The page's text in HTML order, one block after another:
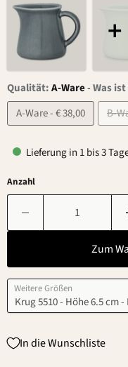
Qualität:A-Ware-Was
A-Ware - € 38,00
Lieferung in 1 bis 3
Anzahl
Zum
Weitere Größen
In die Wunschliste